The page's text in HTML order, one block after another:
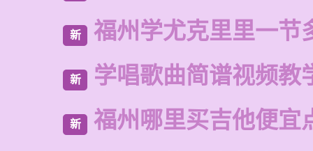
新 福州学尤克里里一节
新 学唱歌曲简谱视频教
新 福州哪里买吉他便宜